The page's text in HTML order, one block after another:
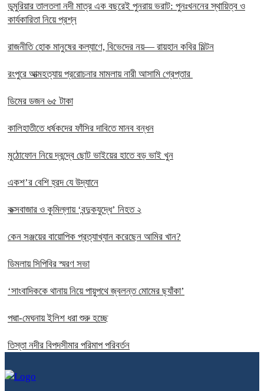
ডুমুরিয়ার তালতলা নদী মাত্র এক বছরেই পুনরায় ভরাট: পুনঃখননের স্থায়িত্ব ও
কার্যকারিতা নিয়ে প্রশ্ন
রাজনীতি হোক মানুষের কল্যাণে, বিভেদের নয়— রায়হান কবির মিল্টন
রংপুরে আত্মহত্যায় প্ররোচনার মামলায় নারী আসামি গ্রেপ্তার ‎
ডিমের ডজন ৬৫ টাকা
কালিহাতীতে ধর্ষকদের ফাঁসির দাবিতে মানব বন্ধন
মুঠোফোন নিয়ে দ্বন্দ্বে ছোট ভাইয়ের হাতে বড় ভাই খুন
একশ’র বেশি হ্রদ যে উদ্যানে
কক্সবাজার ও কুমিল্লায় ‘বন্দুকযুদ্ধে’ নিহত ২
কেন সঞ্জয়ের বায়োপিক প্রত্যাখ্যান করেছেন আমির খান?
ডিমলায় সিপিবির স্মরণ সভা
‘সাংবাদিককে থানায় নিয়ে পায়ুপথে জ্বলন্ত মোমের ছ্যাঁকা’
পদ্মা-মেঘনায় ইলিশ ধরা শুরু হচ্ছে
তিস্তা নদীর বিপদসীমার পরিমাপ পরিবর্তন